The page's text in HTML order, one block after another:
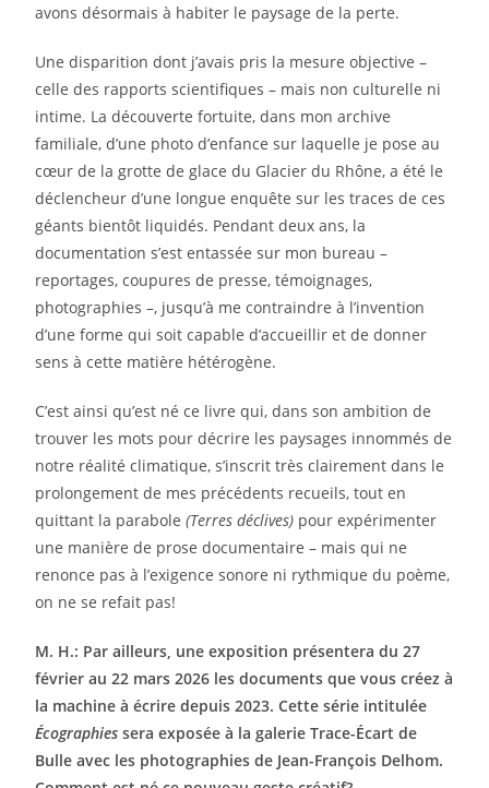
avons désormais à habiter le paysage de la perte.
Une disparition dont j’avais pris la mesure objective –
celle des rapports scientifiques – mais non culturelle ni
intime. La découverte fortuite, dans mon archive
familiale, d’une photo d’enfance sur laquelle je pose au
cœur de la grotte de glace du Glacier du Rhône, a été le
déclencheur d’une longue enquête sur les traces de ces
géants bientôt liquidés. Pendant deux ans, la
documentation s’est entassée sur mon bureau –
reportages, coupures de presse, témoignages,
photographies –, jusqu’à me contraindre à l’invention
d’une forme qui soit capable d’accueillir et de donner
sens à cette matière hétérogène.
C’est ainsi qu’est né ce livre qui, dans son ambition de
trouver les mots pour décrire les paysages innommés de
notre réalité climatique, s’inscrit très clairement dans le
prolongement de mes précédents recueils, tout en
quittant la parabole(Terres déclives) pour expérimenter
une manière de prose documentaire – mais qui ne
renonce pas à l’exigence sonore ni rythmique du poème,
on ne se refait pas!
M. H.: Par ailleurs, une exposition présentera du 27
février au 22 mars 2026 les documents que vous créez à
la machine à écrire depuis 2023. Cette série intitulée
Écographies sera exposée à la galerie Trace-Écart de
Bulle avec les photographies de Jean-François Delhom.